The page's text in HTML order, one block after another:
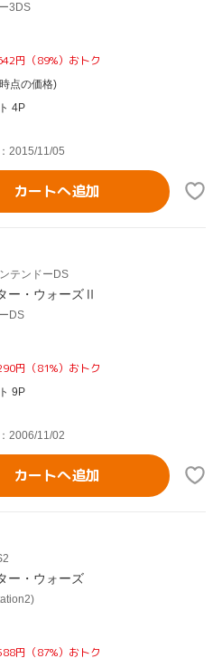
3DS
円（89%）おトク
点の価格)
4P
2015/11/05
カートへ追加
テンドーDS
ー・ウォーズⅡ
DS
円（81%）おトク
9P
2006/11/02
カートへ追加
ー・ウォーズ
円（87%）おトク